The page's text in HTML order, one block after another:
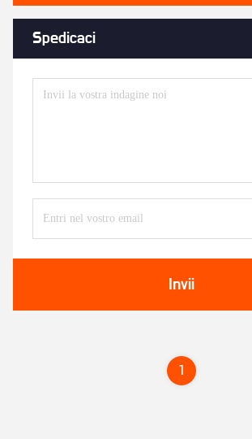
Spedicaci
Invii
1